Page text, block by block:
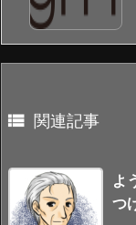
 関連記事
よ
つ